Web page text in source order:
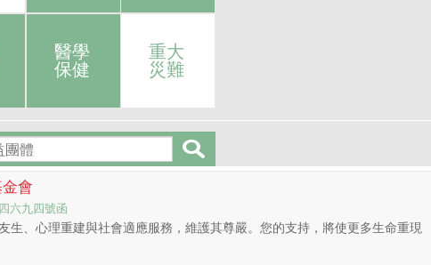
醫學
保健
重大
災難
會
六九四號函
生、心理重建與社會適應服務，維護其尊嚴。您的支持，將使更多生命重現